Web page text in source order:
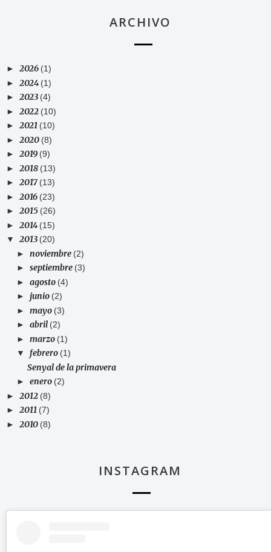
ARCHIVO
► 2026 (1)
► 2024 (1)
► 2023 (4)
► 2022 (10)
► 2021 (10)
► 2020 (8)
► 2019 (9)
► 2018 (13)
► 2017 (13)
► 2016 (23)
► 2015 (26)
► 2014 (15)
▼ 2013 (20)
► noviembre (2)
► septiembre (3)
► agosto (4)
► junio (2)
► mayo (3)
► abril (2)
► marzo (1)
▼ febrero (1)
Senyal de la primavera
► enero (2)
► 2012 (8)
► 2011 (7)
► 2010 (8)
INSTAGRAM